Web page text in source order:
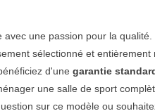
une passion pour la qualité.
sélectionné et entièrement
d'une garantie
une salle de sport
sur ce modèle ou